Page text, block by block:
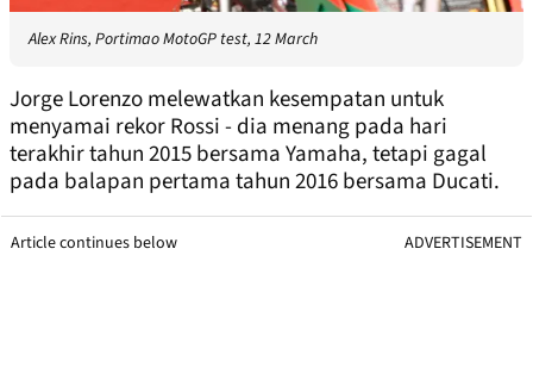
Alex Rins, Portimao MotoGP test, 12 March
Jorge Lorenzo melewatkan kesempatan untuk
menyamai rekor Rossi - dia menang pada hari
terakhir tahun 2015 bersama Yamaha, tetapi gagal
pada balapan pertama tahun 2016 bersama Ducati.
Article continues below ADVERTISEMENT